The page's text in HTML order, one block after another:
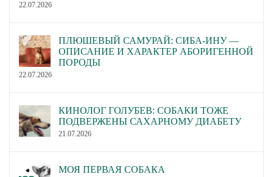
22.07.2026
ПЛЮШЕВЫЙ САМУРАЙ: СИБА-ИНУ —
ОПИСАНИЕ И ХАРАКТЕР АБОРИГЕННОЙ
ПОРОДЫ
22.07.2026
КИНОЛОГ ГОЛУБЕВ: СОБАКИ ТОЖЕ
ПОДВЕРЖЕНЫ САХАРНОМУ ДИАБЕТУ
21.07.2026
МОЯ ПЕРВАЯ СОБАКА